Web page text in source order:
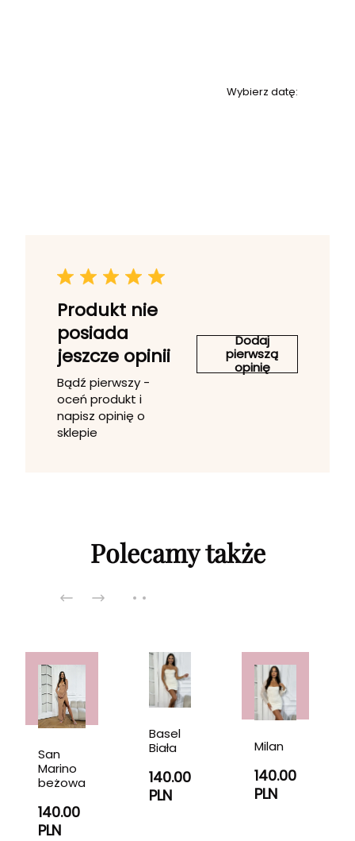
Wybierz datę:
Produkt nie
posiada
jeszcze opinii
Bądź pierwszy -
oceń produkt i
napisz opinię o
sklepie
Dodaj
pierwszą
opinię
Polecamy także
San
Marino
beżowa
140.00
PLN
Basel
Biała
140.00
PLN
Milan
140.00
PLN